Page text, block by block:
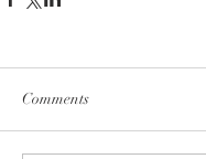
Comments